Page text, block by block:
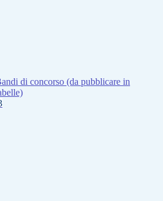
di concorso (da pubblicare in